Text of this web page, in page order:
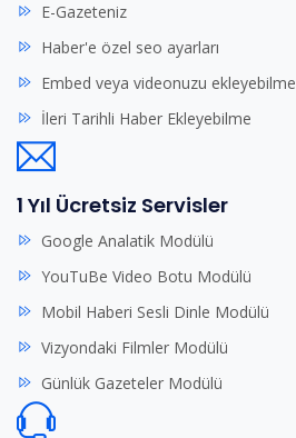
E-Gazeteniz
Haber'e özel seo ayarları
Embed veya videonuzu ekleyebilme
İleri Tarihli Haber Ekleyebilme
1 Yıl Ücretsiz Servisler
Google Analatik Modülü
YouTuBe Video Botu Modülü
Mobil Haberi Sesli Dinle Modülü
Vizyondaki Filmler Modülü
Günlük Gazeteler Modülü